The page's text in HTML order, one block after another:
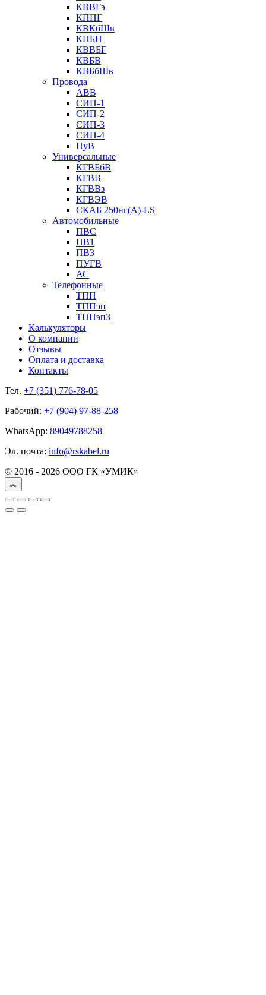
КВВГэ
КППГ
КВКбШв
КПБП
КВВБГ
КВБВ
КВБбШв
Провода
АВВ
СИП-1
СИП-2
СИП-3
СИП-4
ПуВ
Универсальные
КГВБбВ
КГВВ
КГВВз
КГВЭВ
СКАБ 250нг(А)-LS
Автомобильные
ПВС
ПВ1
ПВ3
ПУГВ
АС
Телефонные
ТПП
ТППэп
ТППэпЗ
Калькуляторы
О компании
Отзывы
Оплата и доставка
Контакты
Тел. +7 (351) 776-78-05
Рабочий: +7 (904) 97-88-258
WhatsApp: 89049788258
Эл. почта: info@rskabel.ru
© 2016 - 2026 ООО ГК «УМИК»